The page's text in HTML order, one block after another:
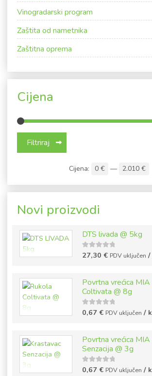
Vinogradarski program
Zaštita od nametnika
Zaštitna oprema
Cijena
Filtriraj
Cijena: 0 € — 2.010 €
Novi proizvodi
DTS livada @ 5kg
5out of
5
27,30€ PDV uključen /
Povrtna vrećica
Coltivata @ 8g
5 out of
5
0,67€ PDV uključen /
Povrtna vrećica
Senzacija @ 3g
5 out of
5
0,67€ PDV uključen /